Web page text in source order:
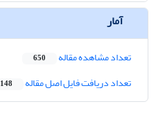
آمار
تعداد مشاهده مقاله 650
تعداد دریافت فایل اصل مقاله 148